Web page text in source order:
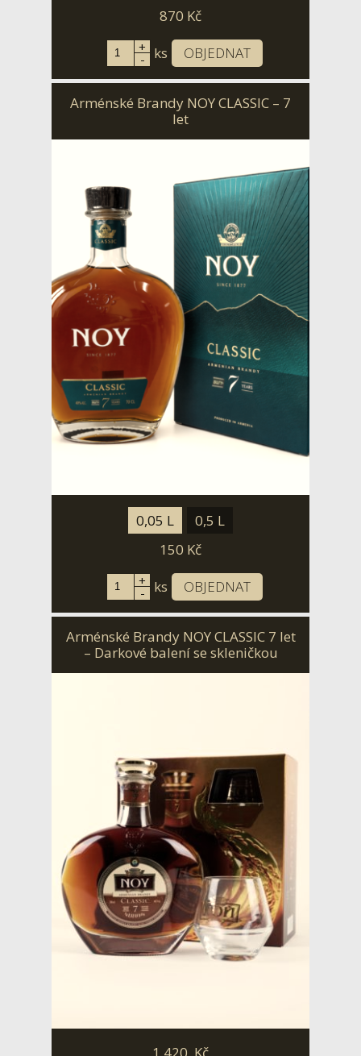
870 Kč
+
- ks OBJEDNAT
Arménské Brandy NOY CLASSIC – 7
let
0,05 L
0,5 L
150 Kč
+
- ks OBJEDNAT
Arménské Brandy NOY CLASSIC 7 let
– Darkové balení se skleničkou